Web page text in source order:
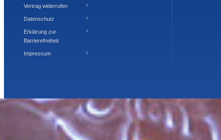
Vertrag widerrufen
Datenschutz
Erklärung zur
Barrierefreiheit
Impressum